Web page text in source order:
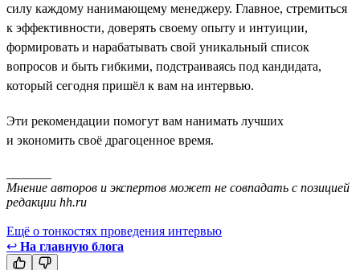
силу каждому нанимающему менеджеру. Главное, стремиться
к эффективности, доверять своему опыту и интуиции,
формировать и нарабатывать свой уникальный список
вопросов и быть гибкими, подстраиваясь под кандидата,
который сегодня пришёл к вам на интервью.
Эти рекомендации помогут вам нанимать лучших
и экономить своё драгоценное время.
Мнение авторов и экспертов может не совпадать с позицией
редакции hh.ru
Ещё о тонкостях проведения интервью
↩ На главную блога